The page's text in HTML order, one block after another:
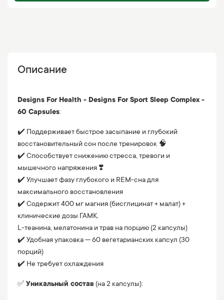
Описание
Designs For Health - Designs For Sport Sleep Complex -
60 Capsules:
✔️ Поддерживает быстрое засыпание и глубокий
восстановительный сон после тренировок 🧠
✔️ Способствует снижению стресса, тревоги и
мышечного напряжения ❣️
✔️ Улучшает фазу глубокого и REM-сна для
максимального восстановления
✔️ Содержит 400 мг магния (бисглицинат + малат) +
клинические дозы ГАМК,
L-теанина, мелатонина и трав на порцию (2 капсулы)
✔️ Удобная упаковка — 60 вегетарианских капсул (30
порций)
✔️ Не требует охлаждения
✅ Уникальный состав (на 2 капсулы):